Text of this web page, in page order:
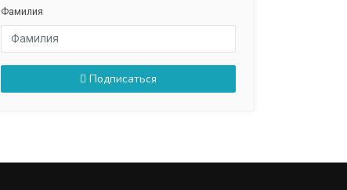
Фамилия
Подписаться